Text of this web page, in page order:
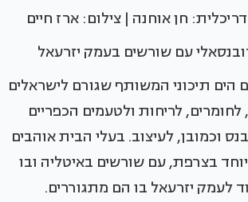
חן אוחנה | צילום: ארז חיים
עם שורשים בעמק יזרעאל
הים תיכוני המשותף שגורם לישראלים
לריחות ולטעמים הכפריים
וכמובן, לעיצוב. בעלי הבית אוהבים
בצרפת, עם שורשים באיטליה ובו
לעמק יזרעאל בו הם מתגוררים.